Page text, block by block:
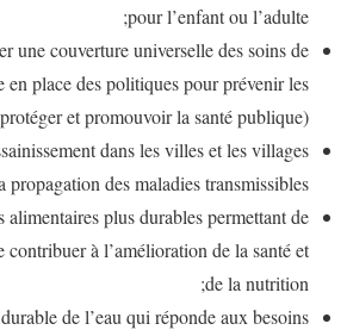
pour l’enfant ou l’adulte;
une couverture universelle des soins de
en place des politiques pour prévenir les
et promouvoir la santé publique)
dans les villes et les villages
propagation des maladies transmissibles;
alimentaires plus durables permettant de
contribuer à l’amélioration de la santé et
de la nutrition;
de l’eau qui réponde aux besoins